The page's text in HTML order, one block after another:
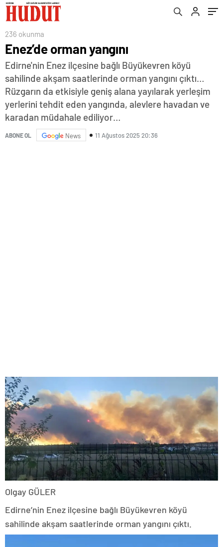
236 okunma
Enez’de orman yangını
Edirne'nin Enez ilçesine bağlı Büyükevren köyü
sahilinde akşam saatlerinde orman yangını çıktı…
Rüzgarın da etkisiyle geniş alana yayılarak yerleşim
yerlerini tehdit eden yangında, alevlere havadan ve
karadan müdahale ediliyor…
ABONE OL News 11 Ağustos 2025 20:36
Olgay GÜLER
Edirne’nin Enez ilçesine bağlı Büyükevren köyü
sahilinde akşam saatlerinde orman yangını çıktı.